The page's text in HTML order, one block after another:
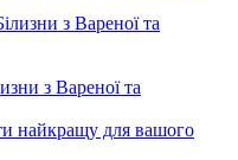
з Вареної та